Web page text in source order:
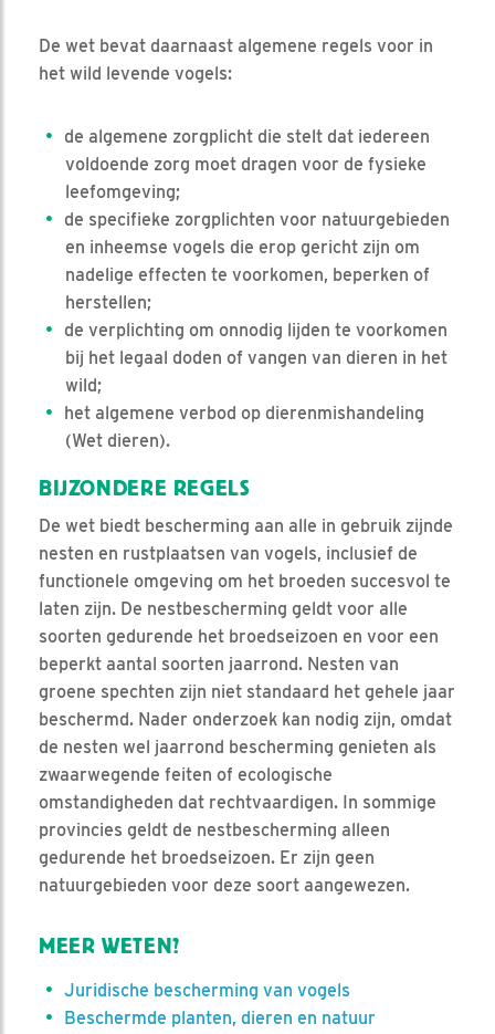
De wet bevat daarnaast algemene regels voor in
het wild levende vogels:
de algemene zorgplicht die stelt dat iedereen
voldoende zorg moet dragen voor de fysieke
leefomgeving;
de specifieke zorgplichten voor natuurgebieden
en inheemse vogels die erop gericht zijn om
nadelige effecten te voorkomen, beperken of
herstellen;
de verplichting om onnodig lijden te voorkomen
bij het legaal doden of vangen van dieren in het
wild;
het algemene verbod op dierenmishandeling
(Wet dieren).
BIJZONDERE REGELS
De wet biedt bescherming aan alle in gebruik zijnde
nesten en rustplaatsen van vogels, inclusief de
functionele omgeving om het broeden succesvol te
laten zijn. De nestbescherming geldt voor alle
soorten gedurende het broedseizoen en voor een
beperkt aantal soorten jaarrond. Nesten van
groene spechten zijn niet standaard het gehele jaar
beschermd. Nader onderzoek kan nodig zijn, omdat
de nesten wel jaarrond bescherming genieten als
zwaarwegende feiten of ecologische
omstandigheden dat rechtvaardigen. In sommige
provincies geldt de nestbescherming alleen
gedurende het broedseizoen. Er zijn geen
natuurgebieden voor deze soort aangewezen.
MEER WETEN?
Juridische bescherming van vogels
Beschermde planten, dieren en natuur